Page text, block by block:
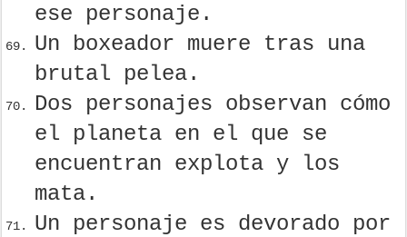
ese personaje.
Un boxeador muere tras una
brutal pelea.
Dos personajes observan cómo
el planeta en el que se
encuentran explota y los
mata.
Un personaje es devorado por